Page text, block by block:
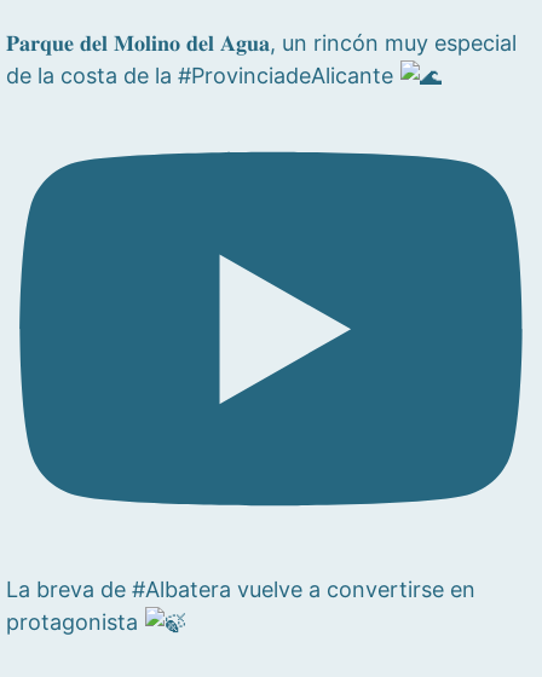
𝐏𝐚𝐫𝐪𝐮𝐞 𝐝𝐞𝐥 𝐌𝐨𝐥𝐢𝐧𝐨 𝐝𝐞𝐥 𝐀𝐠𝐮𝐚, un rincón muy especial
de la costa de la #ProvinciadeAlicante
La breva de #Albatera vuelve a convertirse en
protagonista